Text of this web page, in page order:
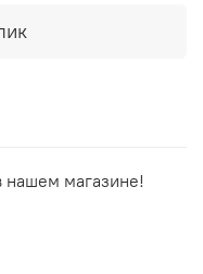
магазине!